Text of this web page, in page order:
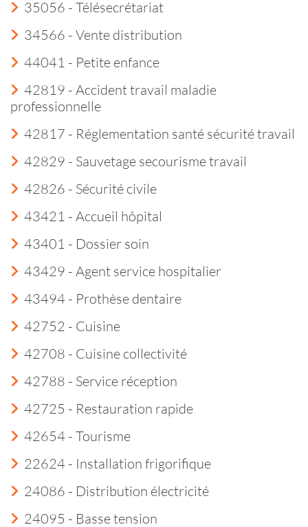
35056 - Télésecrétariat
34566 - Vente distribution
44041 - Petite enfance
42819 - Accident travail maladie
professionnelle
42817 - Réglementation santé sécurité travail
42829 - Sauvetage secourisme travail
42826 - Sécurité civile
43421 - Accueil hôpital
43401 - Dossier soin
43429 - Agent service hospitalier
43494 - Prothèse dentaire
42752 - Cuisine
42708 - Cuisine collectivité
42788 - Service réception
42725 - Restauration rapide
42654 - Tourisme
22624 - Installation frigorifique
24086 - Distribution électricité
24095 - Basse tension